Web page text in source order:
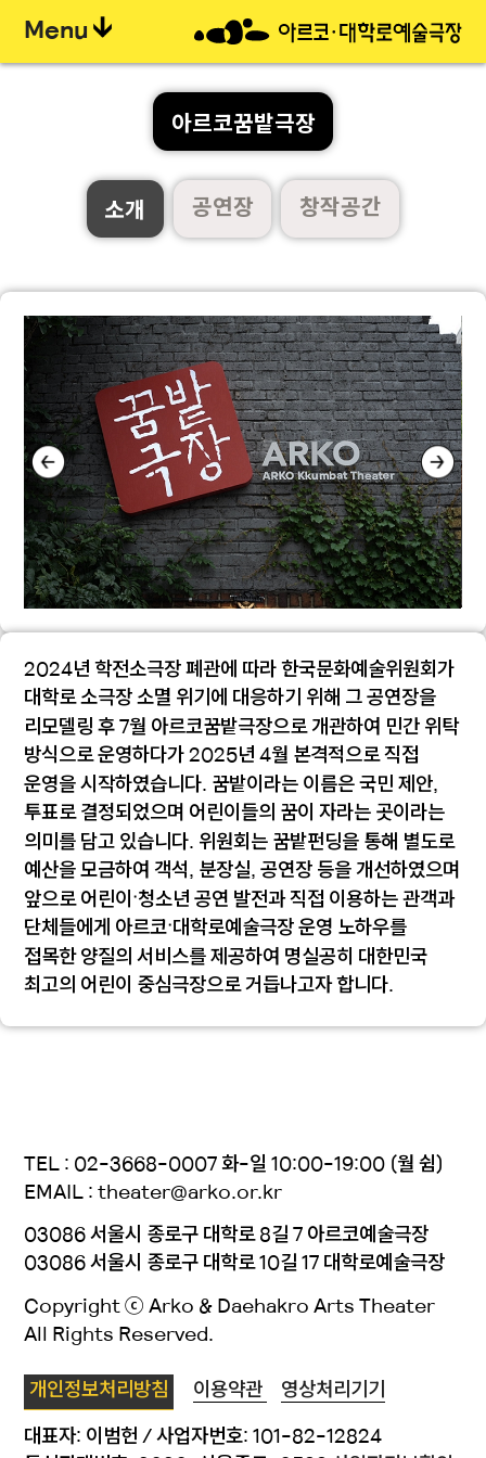
Menu
아르코꿈밭극장
소개 공연장 창작공간
2024년 학전소극장 폐관에 따라 한국문화예술위원회가
대학로 소극장 소멸 위기에 대응하기 위해 그 공연장을
리모델링 후 7월 아르코꿈밭극장으로 개관하여 민간 위탁
방식으로 운영하다가 2025년 4월 본격적으로 직접
운영을 시작하였습니다. 꿈밭이라는 이름은 국민 제안,
투표로 결정되었으며 어린이들의 꿈이 자라는 곳이라는
의미를 담고 있습니다. 위원회는 꿈밭펀딩을 통해 별도로
예산을 모금하여 객석, 분장실, 공연장 등을 개선하였으며
앞으로 어린이·청소년 공연 발전과 직접 이용하는 관객과
단체들에게 아르코·대학로예술극장 운영 노하우를
접목한 양질의 서비스를 제공하여 명실공히 대한민국
최고의 어린이 중심극장으로 거듭나고자 합니다.
TEL : 02-3668-0007 화-일 10:00-19:00 (월 쉼)
EMAIL : theater@arko.or.kr
03086 서울시 종로구 대학로 8길 7 아르코예술극장
03086 서울시 종로구 대학로 10길 17 대학로예술극장
Copyright ⓒ Arko & Daehakro Arts Theater
All Rights Reserved.
개인정보처리방침 이용약관 영상처리기기
대표자: 이범헌 / 사업자번호: 101-82-12824